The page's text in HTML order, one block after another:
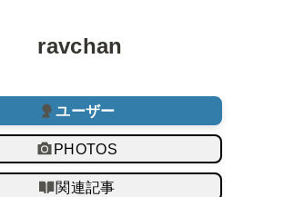
ravchan
ユーザー
PHOTOS
関連記事